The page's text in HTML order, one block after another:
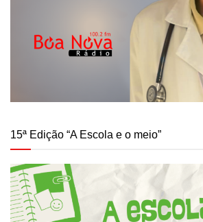
15ª Edição “A Escola e o meio”